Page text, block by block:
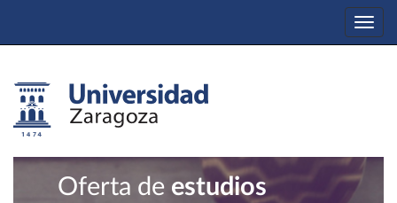
Oferta de estudios